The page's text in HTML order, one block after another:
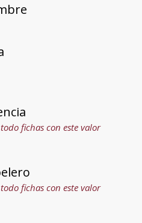
fichas con este valor
fichas con este valor